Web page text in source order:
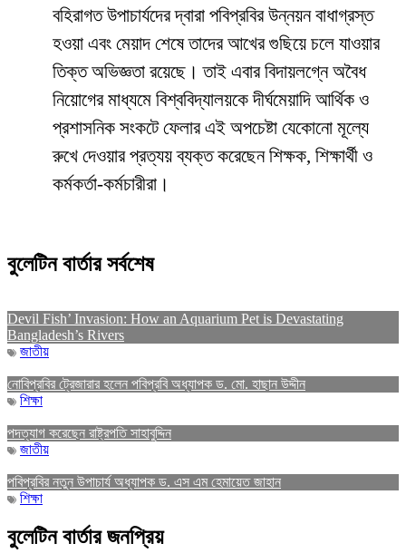
বহিরাগত উপাচার্যদের দ্বারা পবিপ্রবির উন্নয়ন বাধাগ্রস্ত
হওয়া এবং মেয়াদ শেষে তাদের আখের গুছিয়ে চলে যাওয়ার
তিক্ত অভিজ্ঞতা রয়েছে। তাই এবার বিদায়লগ্নে অবৈধ
নিয়োগের মাধ্যমে বিশ্ববিদ্যালয়কে দীর্ঘমেয়াদি আর্থিক ও
প্রশাসনিক সংকটে ফেলার এই অপচেষ্টা যেকোনো মূল্যে
রুখে দেওয়ার প্রত্যয় ব্যক্ত করেছেন শিক্ষক, শিক্ষার্থী ও
কর্মকর্তা-কর্মচারীরা।
বুলেটিন বার্তার সর্বশেষ
Devil Fish’ Invasion: How an Aquarium Pet is Devastating
Bangladesh’s Rivers
জাতীয়
নোবিপ্রবির ট্রেজারার হলেন পবিপ্রবি অধ্যাপক ড. মো. হাছান উদ্দীন
শিক্ষা
পদত্যাগ করেছেন রাষ্ট্রপতি সাহাবুদ্দিন
জাতীয়
পবিপ্রবির নতুন উপাচার্য অধ্যাপক ড. এস এম হেমায়েত জাহান
শিক্ষা
বুলেটিন বার্তার জনপ্রিয়